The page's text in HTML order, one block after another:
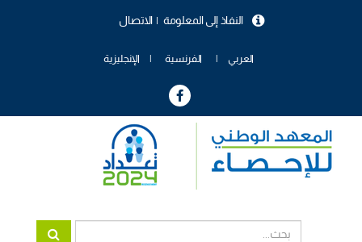
الاتصال النفاذ إلى المعلومة
العربي الفرنسية الإنجليزية